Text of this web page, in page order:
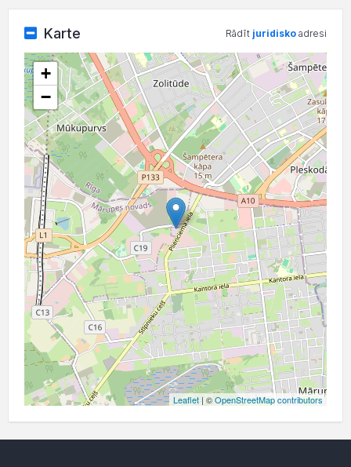
Karte Rādīt juridisko adresi
+
−
Leaflet| ©OpenStreetMap contributors